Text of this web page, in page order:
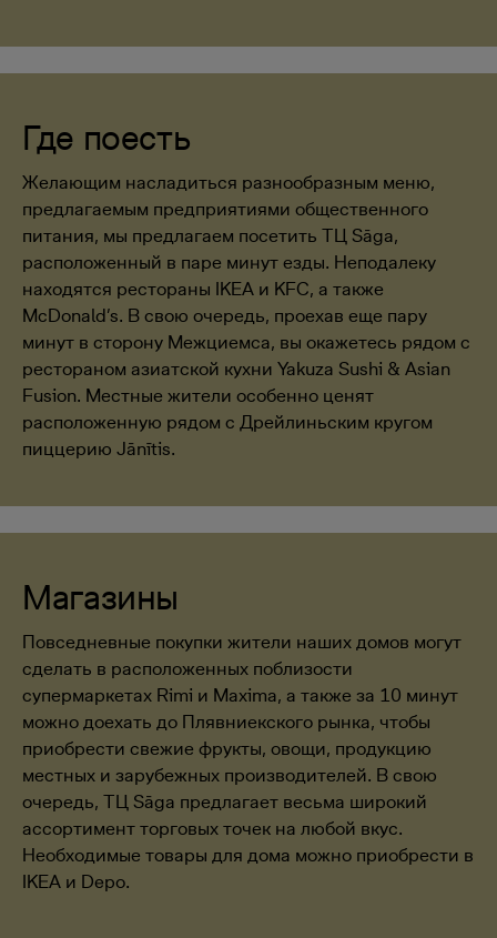
Где поесть
Желающим насладиться разнообразным меню,
предлагаемым предприятиями общественного
питания, мы предлагаем посетить ТЦ Sāga,
расположенный в паре минут езды. Неподалеку
находятся рестораны IKEA и KFC, а также
McDonald’s. В свою очередь, проехав еще пару
минут в сторону Межциемса, вы окажетесь рядом с
рестораном азиатской кухни Yakuza Sushi & Asian
Fusion. Местные жители особенно ценят
расположенную рядом с Дрейлиньским кругом
пиццерию Jānītis.
Магазины
Повседневные покупки жители наших домов могут
сделать в расположенных поблизости
супермаркетах Rimi и Maxima, а также за 10 минут
можно доехать до Плявниекского рынка, чтобы
приобрести свежие фрукты, овощи, продукцию
местных и зарубежных производителей. В свою
очередь, ТЦ Sāga предлагает весьма широкий
ассортимент торговых точек на любой вкус.
Необходимые товары для дома можно приобрести в
IKEA и Depo.